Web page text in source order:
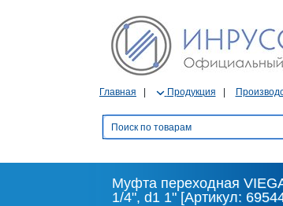
Главная Продукция
Муфта переходная
1/4", d1 1" [Артикул: